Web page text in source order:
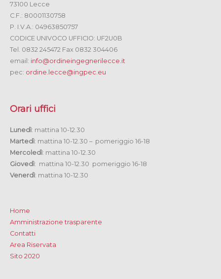
73100 Lecce
C.F.: 80001130758
P. I.V.A.: 04963850757
CODICE UNIVOCO UFFICIO: UF2U0B
Tel. 0832 245472 Fax 0832 304406
email: info@ordineingegnerilecce.it
pec: ordine.lecce@ingpec.eu
Orari uffici
Lunedì: mattina 10-12.30
Martedì: mattina 10-12.30 – pomeriggio 16-18
Mercoledì: mattina 10-12.30
Giovedì: mattina 10-12.30 pomeriggio 16-18
Venerdì: mattina 10-12.30
Home
Amministrazione trasparente
Contatti
Area Riservata
Sito 2020